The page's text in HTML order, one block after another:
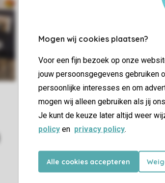
Mogen wij cookies plaatsen?
Voor een fijn bezoek op onze
jouw persoonsgegevens gebruiken
persoonlijke interesses en om
mogen wij alleen gebruiken als jij
Je kunt de keuze later altijd weer
policy en privacy policy.
Alle cookies accepteren
Woon-/eetkamer